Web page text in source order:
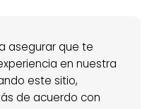
asegurar que te
en nuestra
este sitio,
de acuerdo con